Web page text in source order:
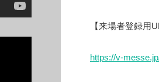
【来場者登録用
https://v-messe.jp